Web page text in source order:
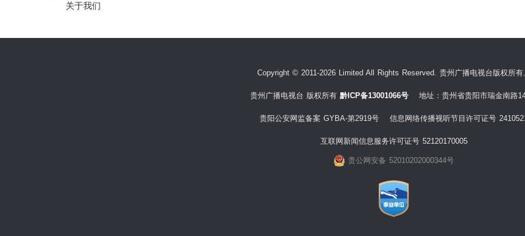
关于我们
Copyright © 2011-2026 Limited All Rights Reserved. 贵州广播电视台版权所有
贵州广播电视台 版权所有 黔ICP备13001066号地址：贵州省贵阳市瑞金南路
贵阳公安网监备案 GYBA-第2919号 信息网络传播视听节目许可证号
互联网新闻信息服务许可证号 52120170005
贵公网安备 52010202000344号